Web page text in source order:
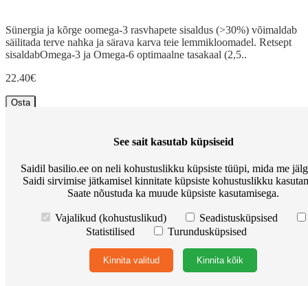
Sünergia ja kõrge oomega-3 rasvhapete sisaldus (>30%) võimaldab
säilitada terve nahka ja särava karva teie lemmikloomadel. Retsept
sisaldabOmega-3 ja Omega-6 optimaalne tasakaal (2,5..
22.40€
Osta
-44%
Parim enne 26.08.26 Necon Salmoil Superomega 500ml krilli,
Parim enne 26.08.26 Sünergia ja kõrge oomega-3 rasvhapete
sisaldus (>30%) võimaldab säilitada terve nahka ja särava karva teie
lemmikloomadel. Retsept sisaldabOmega-3 ja Omega-6..
See sait kasutab küpsiseid
Saidil basilio.ee on neli kohustuslikku küpsiste tüüpi, mida me
Saidi sirvimise jätkamisel kinnitate küpsiste kohustuslikku
Saate nõustuda ka muude küpsiste kasutamisega.
Vajalikud (kohustuslikud)
Seadistusküpsised
Statistilised
Turundusküpsised
Kinnita valitud Kinnita kõik